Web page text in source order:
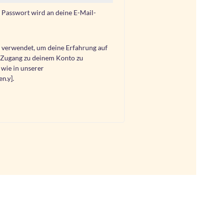
Passwort wird an deine E-Mail-
um deine Erfahrung auf
zu deinem Konto zu
in unserer